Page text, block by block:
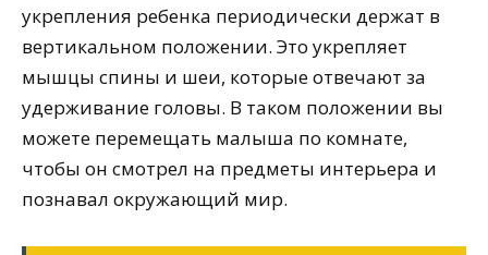
укрепления ребенка периодически держат в
вертикальном положении. Это укрепляет
мышцы спины и шеи, которые отвечают за
удерживание головы. В таком положении вы
можете перемещать малыша по комнате,
чтобы он смотрел на предметы интерьера и
познавал окружающий мир.